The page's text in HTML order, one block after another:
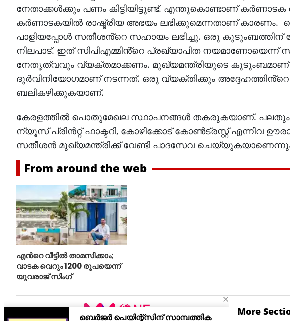
നേതാക്കൾക്കും പണം കിട്ടിയിട്ടുണ്ട്. എന്തുകൊണ്ടാണ്
കർണാടകയിൽ രാഷ്ട്രീയ അഭയം ലഭിക്കുമെന്നതാണ്
പാളിയപ്പോൾ സതീശൻ്റെ സഹായം ലഭിച്ചു. ഒരു കുടുംബത്തിന്
നിലപാട്. ഇത് സിപിഎമ്മിൻ്റെ പ്രഖ്യാപിത
നേതൃത്വവും വ്യക്തമാക്കണം. മുഖ്യമന്ത്രിയുടെ കുടുംബമാണ്
ദുർവിനിയോഗമാണ് നടന്നത്. ഒരു വ്യക്തിക്കും അദ്ദേഹത്തിൻ്റെ
ബലികഴിക്കുകയാണ്.
കേരളത്തിൽ പൊതുമേഖല സ്ഥാപനങ്ങൾ തകരുകയാണ്.
ന്യൂസ് പ്രിൻറ്റ് ഫാക്ടറി, കോഴിക്കോട് കോൺട്രസ്റ്റ് എന്നിവ
സതീശൻ മുഖ്യമന്ത്രിക്ക് വേണ്ടി പാദസേവ
From around the web
എന്‍റെ വീട്ടില്‍ താമസിക്കാം;
വാടക വെറും 1200 രൂപയെന്ന്
യുവരാജ് സിംഗ്
More